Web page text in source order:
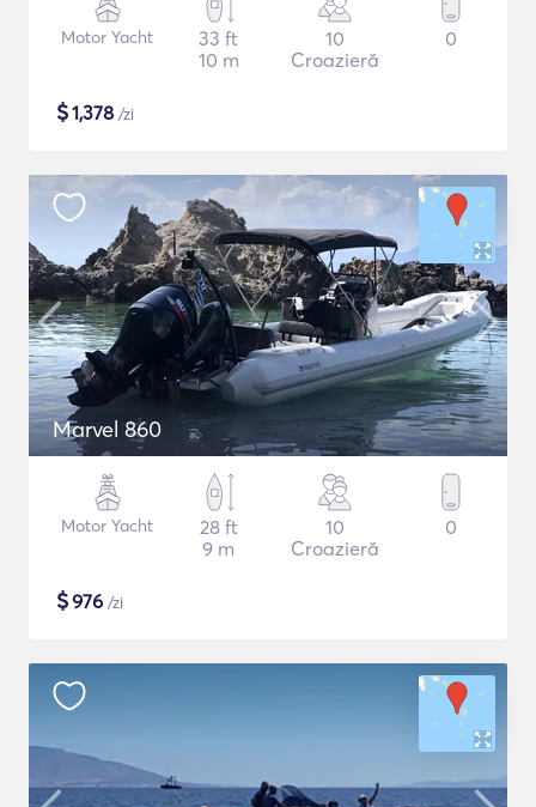
Motor Yacht
33 ft
10 m
10
Croazieră
0
$1,378 /zi
Marvel 860
Motor Yacht
28 ft
9 m
10
Croazieră
0
$976 /zi